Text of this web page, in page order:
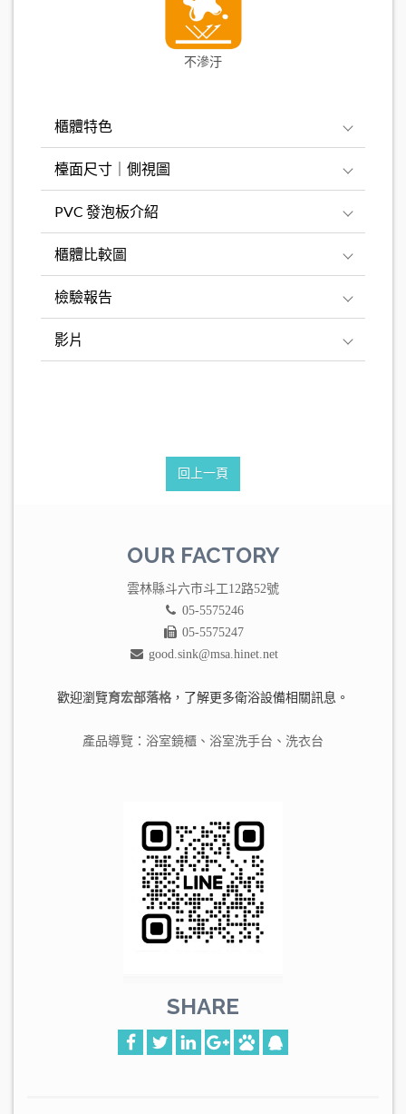
不滲汙
櫃體特色
檯面尺寸｜側視圖
PVC 發泡板介紹
櫃體比較圖
檢驗報告
影片
回上一頁
OUR FACTORY
雲林縣斗六市斗工12路52號
05-5575246
05-5575247
good.sink@msa.hinet.net
歡迎瀏覽育宏部落格 ，了解更多衛浴設備相關訊息。
產品導覽： 浴室鏡櫃 、 浴室洗手台 、 洗衣台
SHARE